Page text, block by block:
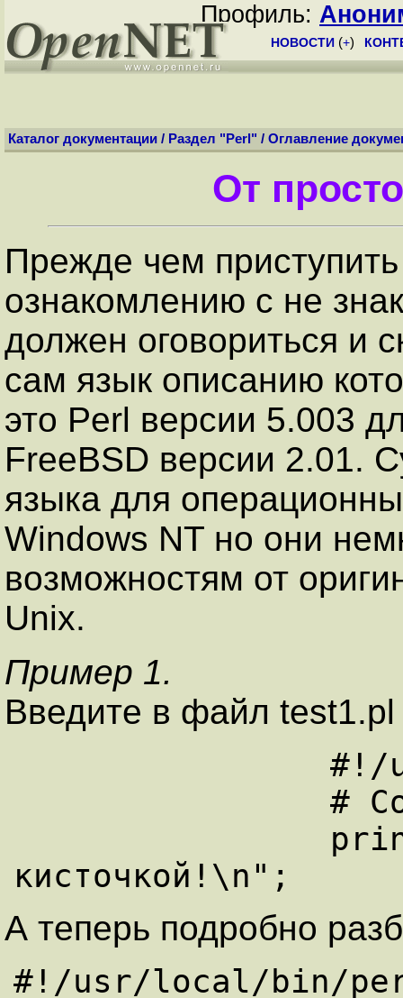
Профиль:
НОВОСТИ (+)
Каталог документации / Раздел "Perl" / Оглавление
От
Прежде чем
ознакомлению с не
должен оговориться и
сам язык описанию
это Perl версии 5.003
FreeBSD версии 2.01.
языка для
Windows NT но они
возможностям от
Unix.
Пример 1.
Введите в файл
А теперь подробно